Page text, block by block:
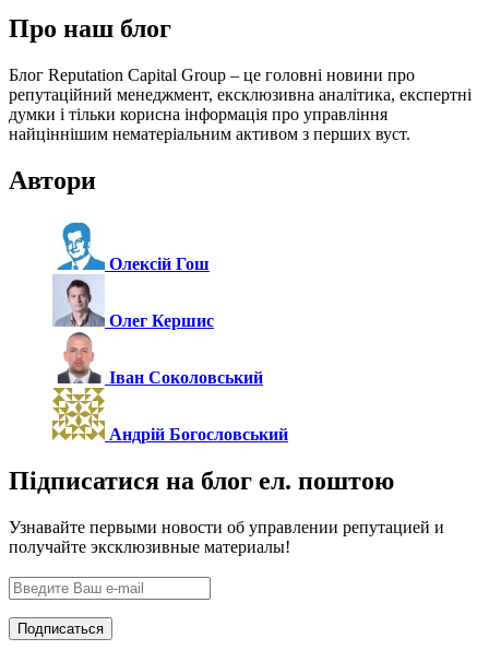
Про наш блог
Блог Reputation Capital Group – це головні новини про
репутаційний менеджмент, ексклюзивна аналітика, експертні
думки і тільки корисна інформація про управління
найціннішим нематеріальним активом з перших вуст.
Автори
Олексій Гош
Олег Кершис
Іван Соколовський
Андрій Богословський
Підписатися на блог ел. поштою
Узнавайте первыми новости об управлении репутацией и
получайте эксклюзивные материалы!